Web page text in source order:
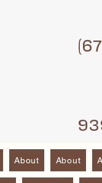
About About
(6